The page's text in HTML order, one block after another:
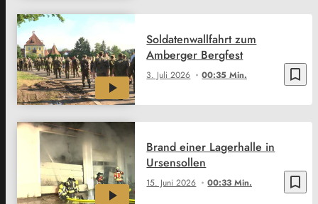
bookmark_border
3. Juli 2026 00:35 Min.
Soldatenwallfahrt zum
Amberger Bergfest
bookmark_border
15. Juni 2026 00:33 Min.
Brand einer Lagerhalle in
Ursensollen